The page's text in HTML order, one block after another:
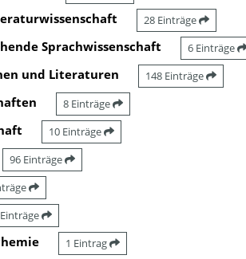
28 Einträge
Sprachwissenschaft 6 Einträge
und Literaturen 148 Einträge
8 Einträge
10 Einträge
96 Einträge
1 Eintrag